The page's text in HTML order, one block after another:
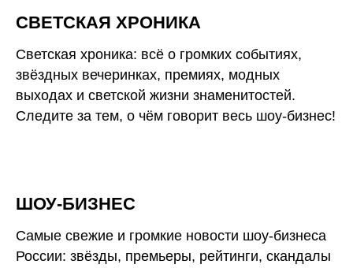
СВЕТСКАЯ ХРОНИКА
Светская хроника: всё о громких событиях,
звёздных вечеринках, премиях, модных
выходах и светской жизни знаменитостей.
Следите за тем, о чём говорит весь шоу-бизнес!
ШОУ-БИЗНЕС
Самые свежие и громкие новости шоу-бизнеса
России: звёзды, премьеры, рейтинги, скандалы